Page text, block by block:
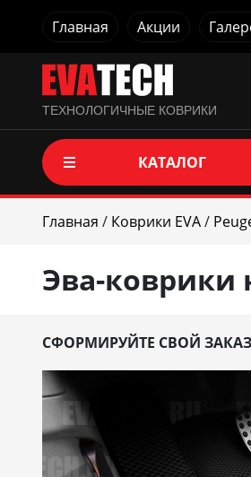
Главная Акции
ТЕХНОЛОГИЧНЫЕ КОВРИКИ
КАТАЛОГ
Главная / Коврики EVA/
Эва-коврики
СФОРМИРУЙТЕ СВОЙ ЗАКАЗ